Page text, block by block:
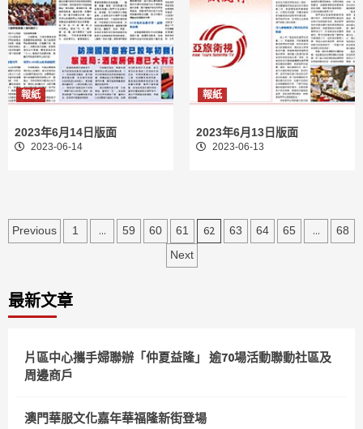
報紙
2023年6月14日版面
2023-06-14
報紙
2023年6月13日版面
2023-06-13
文
分
頁
Previous 1 ... 59 60 61 62 63 64 65 ...
68
Next
最新文章
片區中心攜手婦聯辦「仲夏益隆」 逾70場活動聯動社區及
周邊商戶
澳門華服文化嘉年華福隆新街登場